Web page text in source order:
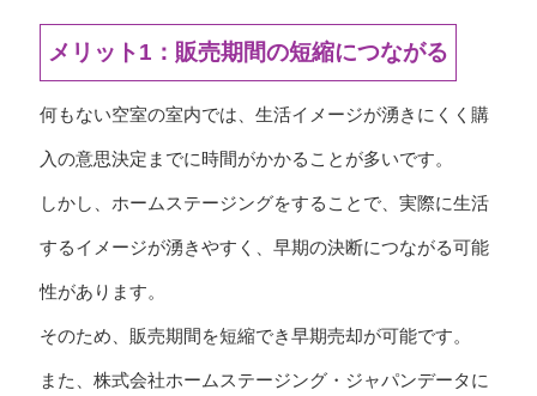
メリット1：販売期間の短縮につながる
何もない空室の室内では、生活イメージが湧きにくく購
入の意思決定までに時間がかかることが多いです。
しかし、ホームステージングをすることで、実際に生活
するイメージが湧きやすく、早期の決断につながる可能
性があります。
そのため、販売期間を短縮でき早期売却が可能です。
また、株式会社ホームステージング・ジャパンデータに